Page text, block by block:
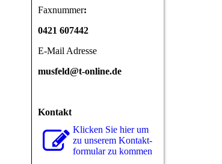
Faxnummer:
0421 607442
E-Mail Adresse
musfeld@t-online.de
Kontakt
Klicken Sie hier um
zu unserem Kon­takt­
for­mu­lar zu kommen